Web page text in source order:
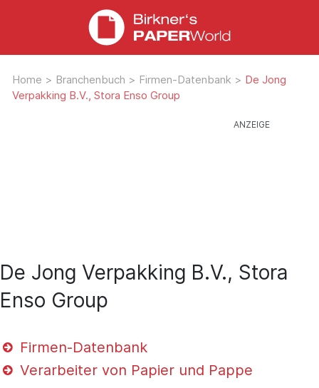
Home > Branchenbuch > Firmen-Datenbank > De Jong
Verpakking B.V., Stora Enso Group
De Jong Verpakking B.V., Stora
Enso Group
Firmen-Datenbank
Verarbeiter von Papier und Pappe